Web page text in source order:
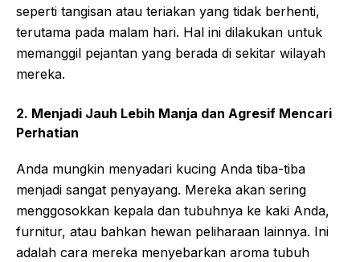
seperti tangisan atau teriakan yang tidak berhenti,
terutama pada malam hari. Hal ini dilakukan untuk
memanggil pejantan yang berada di sekitar wilayah
mereka.
2. Menjadi Jauh Lebih Manja dan Agresif Mencari
Perhatian
Anda mungkin menyadari kucing Anda tiba-tiba
menjadi sangat penyayang. Mereka akan sering
menggosokkan kepala dan tubuhnya ke kaki Anda,
furnitur, atau bahkan hewan peliharaan lainnya. Ini
adalah cara mereka menyebarkan aroma tubuh